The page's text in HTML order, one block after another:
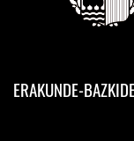
ERAKUNDE-